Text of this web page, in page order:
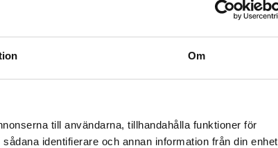
Om
till användarna, tillhandahålla funktioner för
identifierare och annan information från din enhet
Högkostnadsskyddet gäller
139129 kr
I apotek:139129 kr
Köp via ditt recept